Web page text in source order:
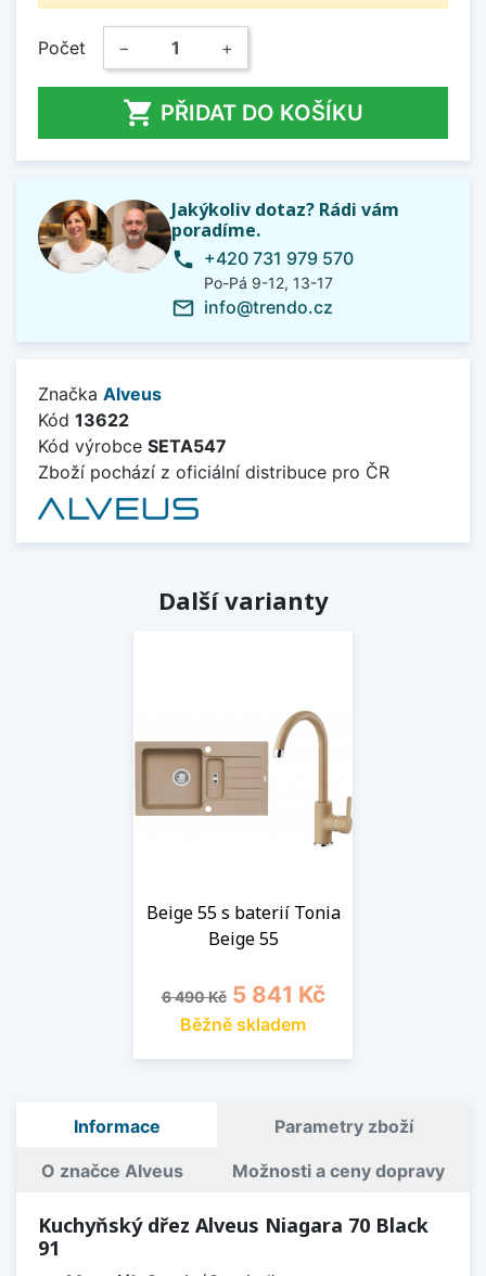
Počet − +
 PŘIDAT DO KOŠÍKU
Jakýkoliv dotaz? Rádi vám
poradíme.
phone +420 731 979 570
Po-Pá 9-12, 13-17
mail_outline info@trendo.cz
Značka Alveus
Kód 13622
Kód výrobce SETA547
Zboží pochází z oficiální distribuce pro ČR
Další varianty
Beige 55 s baterií Tonia
Beige 55
Běžná cena
6 490 Kč Cena
5 841 Kč
Běžně skladem
Informace Parametry zboží
O značce Alveus Možnosti a ceny dopravy
Kuchyňský dřez Alveus Niagara 70 Black
91